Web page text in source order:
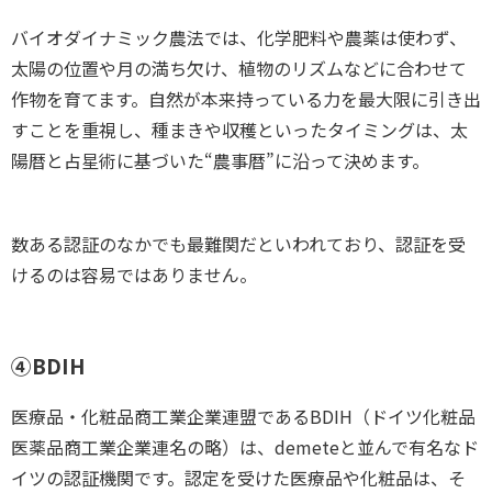
バイオダイナミック農法では、化学肥料や農薬は使わず、
太陽の位置や月の満ち欠け、植物のリズムなどに合わせて
作物を育てます。自然が本来持っている力を最大限に引き出
すことを重視し、種まきや収穫といったタイミングは、太
陽暦と占星術に基づいた“農事暦”に沿って決めます。
数ある認証のなかでも最難関だといわれており、認証を受
けるのは容易ではありません。
④BDIH
医療品・化粧品商工業企業連盟であるBDIH（ドイツ化粧品
医薬品商工業企業連名の略）は、demeteと並んで有名なド
イツの認証機関です。認定を受けた医療品や化粧品は、そ